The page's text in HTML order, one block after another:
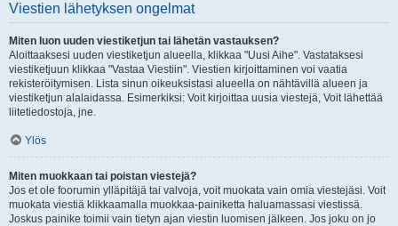
Viestien lähetyksen ongelmat
Miten luon uuden viestiketjun tai lähetän vastauksen?
Aloittaaksesi uuden viestiketjun alueella, klikkaa "Uusi Aihe". Vastataksesi
viestiketjuun klikkaa "Vastaa Viestiin". Viestien kirjoittaminen voi vaatia
rekisteröitymisen. Lista sinun oikeuksistasi alueella on nähtävillä alueen ja
viestiketjun alalaidassa. Esimerkiksi: Voit kirjoittaa uusia viestejä, Voit lähettää
liitetiedostoja, jne.
Ylös
Miten muokkaan tai poistan viestejä?
Jos et ole foorumin ylläpitäjä tai valvoja, voit muokata vain omia viestejäsi. Voit
muokata viestiä klikkaamalla muokkaa-painiketta haluamassasi viestissä.
Joskus painike toimii vain tietyn ajan viestin luomisen jälkeen. Jos joku on jo